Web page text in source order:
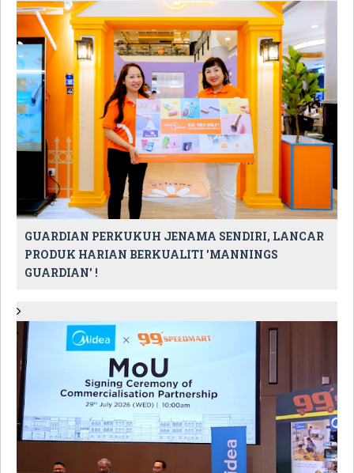
GUARDIAN PERKUKUH JENAMA SENDIRI, LANCAR
PRODUK HARIAN BERKUALITI 'MANNINGS
GUARDIAN' !